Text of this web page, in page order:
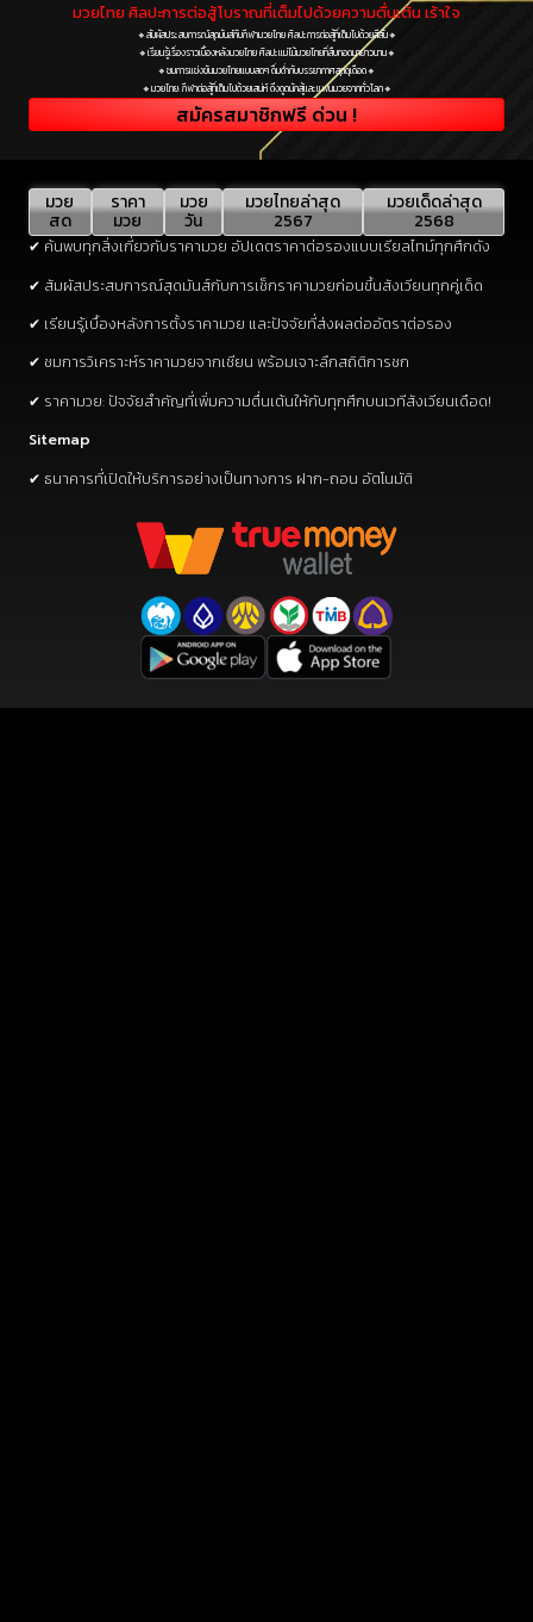
มวยไทย ศิลปะการต่อสู้โบราณที่เต็มไปด้วยความตื่นเต้น เร้าใจ
🔸สัมผัสประสบการณ์สุดมันส์กับกีฬามวยไทย ศิลปะการต่อสู้ที่เต็มไปด้วยสีสัน🔸
🔸เรียนรู้เรื่องราวเบื้องหลังมวยไทย ศิลปะแม่ไม้มวยไทยที่สืบทอดมายาวนาน🔸
🔸ชมการแข่งขันมวยไทยแบบสดๆ ดื่มด่ำกับบรรยากาศสุดดุเดือด🔸
🔸มวยไทย: กีฬาต่อสู้ที่เต็มไปด้วยเสน่ห์ ดึงดูดนักสู้และแฟนมวยจากทั่วโลก🔸
สมัครสมาชิกฟรี ด่วน !
มวย
สด
ราคา
มวย
มวย
วัน
มวยไทยล่าสุด
2567
มวยเด็ดล่าสุด
2568
✔ ค้นพบทุกสิ่งเกี่ยวกับราคามวย อัปเดตราคาต่อรองแบบเรียลไทม์ทุกศึกดัง
✔ สัมผัสประสบการณ์สุดมันส์กับการเช็กราคามวยก่อนขึ้นสังเวียนทุกคู่เด็ด
✔ เรียนรู้เบื้องหลังการตั้งราคามวย และปัจจัยที่ส่งผลต่ออัตราต่อรอง
✔ ชมการวิเคราะห์ราคามวยจากเซียน พร้อมเจาะลึกสถิติการชก
✔ ราคามวย: ปัจจัยสำคัญที่เพิ่มความตื่นเต้นให้กับทุกศึกบนเวทีสังเวียนเดือด!
Sitemap
✔ ธนาคารที่เปิดให้บริการอย่างเป็นทางการ ฝาก-ถอน อัตโนมัติ